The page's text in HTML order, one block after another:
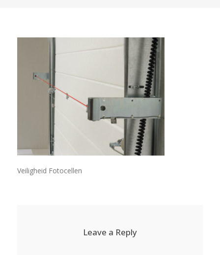
Veiligheid Fotocellen
Leave a Reply